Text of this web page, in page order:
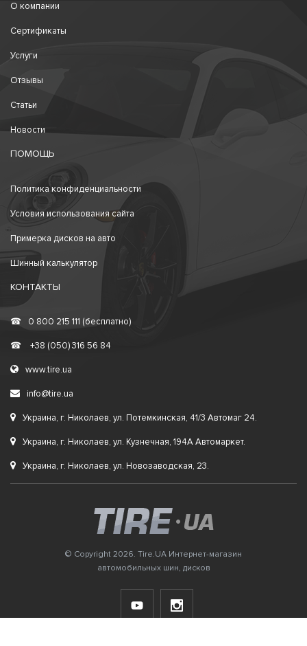
О компании
Сертификаты
Услуги
Отзывы
Статьи
Новости
ПОМОЩЬ
Политика конфиденциальности
Условия использования сайта
Примерка дисков на авто
Шинный калькулятор
КОНТАКТЫ
☎ 0 800 215 111 (бесплатно)
☎ +38 (050) 316 56 84
www.tire.ua
info@tire.ua
Украина, г. Николаев, ул. Потемкинская, 41/3 Автомаг 24.
Украина, г. Николаев, ул. Кузнечная, 194А Автомаркет.
Украина, г. Николаев, ул. Новозаводская, 23.
© Copyright 2026. Tire.UA Интернет-магазин
автомобильных шин, дисков